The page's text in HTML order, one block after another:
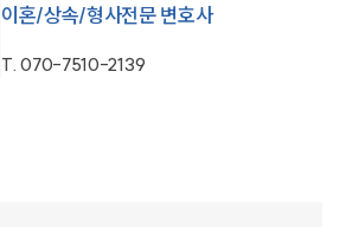
이혼/상속/형사전문 변호사
T.070-7510-2139